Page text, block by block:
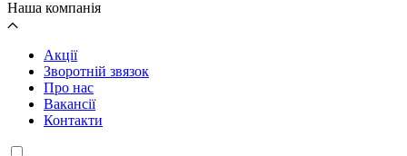
Наша компанія
Акції
Зворотній звязок
Про нас
Вакансії
Контакти